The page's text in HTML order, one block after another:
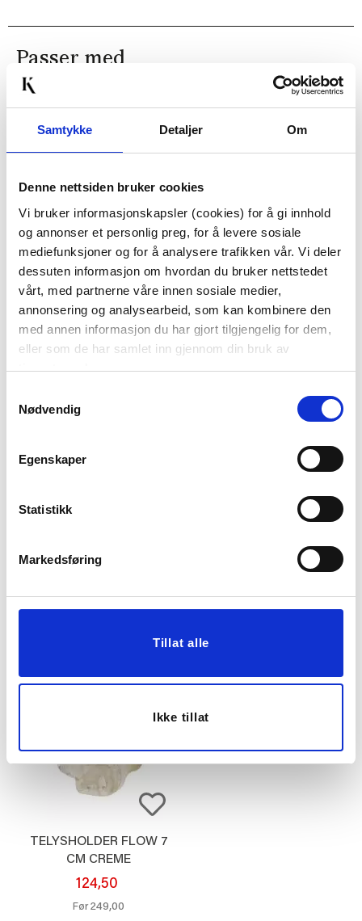
Samtykke Detaljer Om
Denne nettsiden bruker cookies
Vi bruker informasjonskapsler (cookies) for å gi innhold
og annonser et personlig preg, for å levere sosiale
mediefunksjoner og for å analysere trafikken vår. Vi deler
dessuten informasjon om hvordan du bruker nettstedet
vårt, med partnerne våre innen sosiale medier,
annonsering og analysearbeid, som kan kombinere den
med annen informasjon du har gjort tilgjengelig for dem,
eller som de har samlet inn gjennom din bruk av
tjenestene deres.
Nødvendig
Egenskaper
Statistikk
Markedsføring
Tillat alle
Ikke tillat
Passer med
VEGGHYLLE MARMOR
999,00
KJØP
PUTETREKK MOLLY
48X48CM
149,50
Vis mer
KONRAD BRUN
2.499,00
TELYSHOLDER FLOW 7
CM CREME
124,50
Før249,00